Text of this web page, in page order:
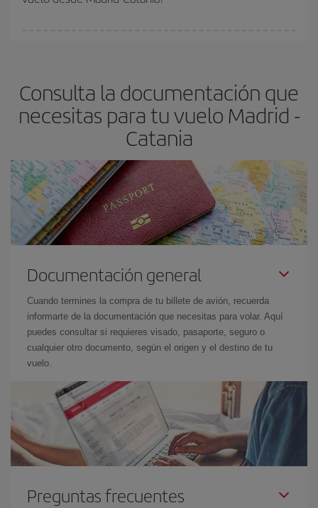
Consulta la documentación que
necesitas para tu vuelo Madrid -
Catania
Documentación general
Cuando termines la compra de tu billete de avión, recuerda
informarte de la documentación que necesitas para volar. Aquí
puedes consultar si requieres visado, pasaporte, seguro o
cualquier otro documento, según el origen y el destino de tu
vuelo.
Preguntas frecuentes